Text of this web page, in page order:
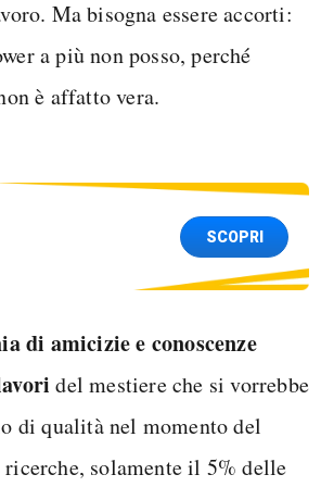
Ma bisogna essere accorti:
a più non posso, perché
è affatto vera.
SCOPRI
di amicizie e conoscenze
del mestiere che si vorrebbe
di qualità nel momento del
solamente il 5% delle